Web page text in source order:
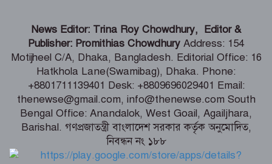
কক্সবাজারে হবে আঞ্চলিক রাসায়নিক
পরীক্ষাগার, কমবে মাদক মামলার জট –
স্বরাষ্ট্রমন্ত্রী
ফ্যাসিস্টের ভাষায় বলা হচ্ছে সরকারকে ৫
বছরও যেতে দেয়া হবে না – মির্জা ফখরুল
News Editor: Trina Roy Chowdhury, Editor &
Publisher: Promithias Chowdhury Address: 154
Motijheel C/A, Dhaka, Bangladesh. Editorial Office: 16
Hatkhola Lane(Swamibag), Dhaka. Phone:
+8801711139401 Desk: +8809696029401 Email:
thenewse@gmail.com, info@thenewse.com South
Bengal Office: Anandalok, West Goail, Agailjhara,
Barishal. গণপ্রজাতন্ত্রী বাংলাদেশ সরকার কর্তৃক অনুমোদিত,
নিবন্ধন নং ১৮৮